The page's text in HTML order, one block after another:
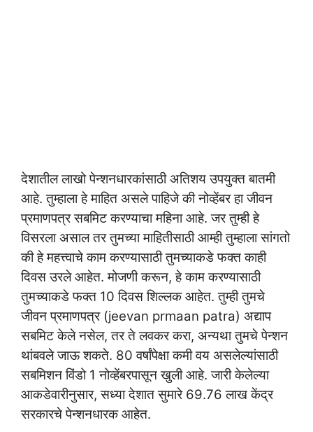
देशातील लाखो पेन्शनधारकांसाठी अतिशय उपयुक्त बातमी
आहे. तुम्हाला हे माहित असले पाहिजे की नोव्हेंबर हा जीवन
प्रमाणपत्र सबमिट करण्याचा महिना आहे. जर तुम्ही हे
विसरला असाल तर तुमच्या माहितीसाठी आम्ही तुम्हाला सांगतो
की हे महत्त्वाचे काम करण्यासाठी तुमच्याकडे फक्त काही
दिवस उरले आहेत. मोजणी करून, हे काम करण्यासाठी
तुमच्याकडे फक्त 10 दिवस शिल्लक आहेत. तुम्ही तुमचे
जीवन प्रमाणपत्र (jeevan prmaan patra) अद्याप
सबमिट केले नसेल, तर ते लवकर करा, अन्यथा तुमचे पेन्शन
थांबवले जाऊ शकते. 80 वर्षांपेक्षा कमी वय असलेल्यांसाठी
सबमिशन विंडो 1 नोव्हेंबरपासून खुली आहे. जारी केलेल्या
आकडेवारीनुसार, सध्या देशात सुमारे 69.76 लाख केंद्र
सरकारचे पेन्शनधारक आहेत.